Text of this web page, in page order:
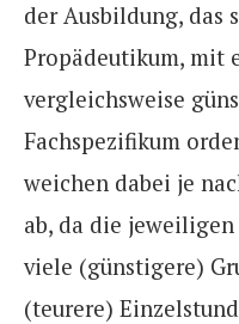
der Ausbildung, das
Propädeutikum, mit
vergleichsweise
Fachspezifikum
weichen dabei je
ab, da die
viele (günstigere)
(teurere)